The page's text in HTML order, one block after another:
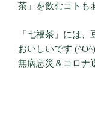
茶」を飲むコトも
「七福茶」には
おいしいです
無病息災＆コロナ